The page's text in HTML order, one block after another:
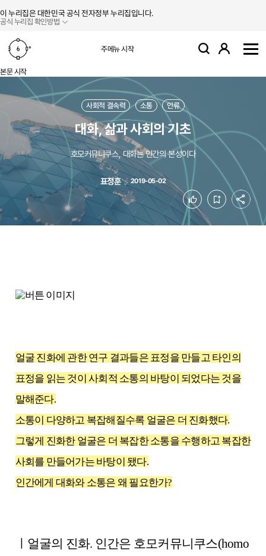
이 누리집은 대한민국 공식 전자정부 누리집입니다.
공식 누리집 확인방법
주메뉴 시작 검색 로그인
본문 시작
사회적 결속력 소통 인류
대화, 삶과 사회의 기초
호모커뮤니쿠스, 대화는 인간의 본성이다
표정훈 2019-05-02
공유
좋아요 북마크
얼굴 진화에 관한 연구 결과들은 표정을 만들고 타인의
표정을 읽는 것이 사회적 소통의 바탕이 되었다는 것을
말해준다.
소통이 다양하고 복잡해질수록 얼굴은 더 진화했다.
그렇게 진화한 얼굴은 더 복잡한 소통을 수행하고 복잡한
사회를 만들어가는 바탕이 됐다.
인간에게 대화와 소통은 왜 필요한가?
ㅣ얼굴의 진화. 인간은 호모커뮤니쿠스(homo